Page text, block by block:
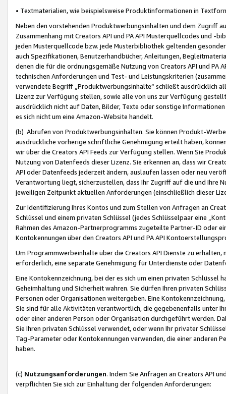
• Textmaterialien, wie beispielsweise Produktinformationen in
Neben den vorstehenden Produktwerbungsinhalten und dem Zugriff
Zusammenhang mit Creators API und PA API Musterquellcodes und
jeden Musterquellcode bzw. jede Musterbibliothek geltenden
auch Spezifikationen, Benutzerhandbücher, Anleitungen,
denen die für die ordnungsgemäße Nutzung von Creators API und PA
technischen Anforderungen und Test- und Leistungskriterien
verwendete Begriff „Produktwerbungsinhalte“ schließt ausdrücklich
Lizenz zur Verfügung stellen, sowie alle von uns zur Verfügung
ausdrücklich nicht auf Daten, Bilder, Texte oder sonstige
es sich nicht um eine Amazon-Website handelt.
(b) Abrufen von Produktwerbungsinhalten. Sie können Produkt-
ausdrückliche vorherige schriftliche Genehmigung erteilt haben,
wir über die Creators API Feeds zur Verfügung stellen. Wenn Sie
Nutzung von Datenfeeds dieser Lizenz. Sie erkennen an, dass wir
API oder Datenfeeds jederzeit ändern, auslaufen lassen oder neu
Verantwortung liegt, sicherzustellen, dass Ihr Zugriff auf die und Ihre
jeweiligen Zeitpunkt aktuellen Anforderungen (einschließlich dieser
Zur Identifizierung Ihres Kontos und zum Stellen von Anfragen an
Schlüssel und einem privaten Schlüssel (jedes Schlüsselpaar eine
Rahmen des Amazon-Partnerprogramms zugeteilte Partner-ID oder
Kontokennungen über den Creators API und PA API
Um Programmwerbeinhalte über die Creators API Dienste zu
erforderlich, eine separate Genehmigung für Unterdienste oder
Eine Kontokennzeichnung, bei der es sich um einen privaten
Geheimhaltung und Sicherheit wahren. Sie dürfen Ihren privaten
Personen oder Organisationen weitergeben. Eine
Sie sind für alle Aktivitäten verantwortlich, die gegebenenfalls unter
oder einer anderen Person oder Organisation durchgeführt werden.
Sie Ihren privaten Schlüssel verwendet, oder wenn Ihr privater
Tag-Parameter oder Kontokennungen verwenden, die einer anderen
haben.
(c) Nutzungsanforderungen. Indem Sie Anfragen an Creators API
verpflichten Sie sich zur Einhaltung der folgenden Anforderungen: